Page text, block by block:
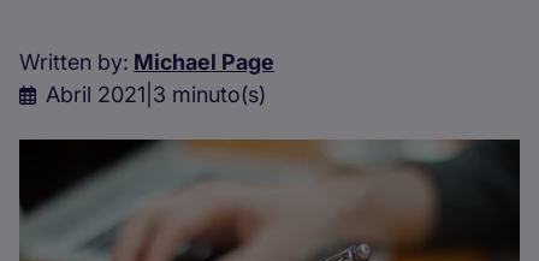
Written by: Michael Page
Abril 2021 3 minuto(s)